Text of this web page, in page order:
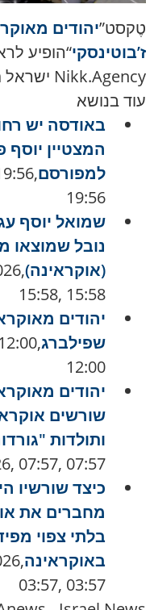
טֶקסט”יהודים
ז’בוטינסקי
Nikk.Agency ישראל חדשות NIKK.
עוד בנושא
באודסה יש
המצטיין
למפורסם
19:56
שמואל יוסף
נובל שמוצאו
(אוקראינה)
15:58, 15:58
יהודים
שפילברג
12:00
יהודים
שורשים
ותולדות
07:57, 07:57
כיצד שורשיו
מחברים את
בלתי צפוי
באוקראינה
03:57, 03:57